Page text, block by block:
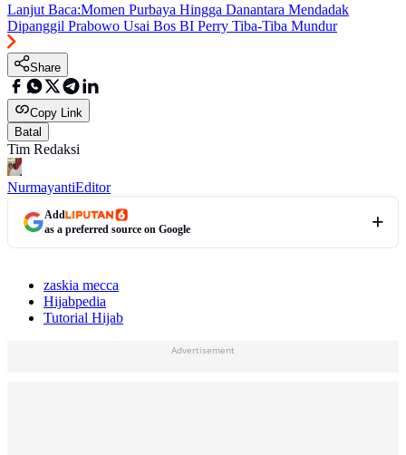
Lanjut Baca:Momen Purbaya Hingga Danantara Mendadak
Dipanggil Prabowo Usai Bos BI Perry Tiba-Tiba Mundur
Share
Copy Link
Batal
Tim Redaksi
NurmayantiEditor
Add
as a preferred source on Google
zaskia mecca
Hijabpedia
Tutorial Hijab
Advertisement